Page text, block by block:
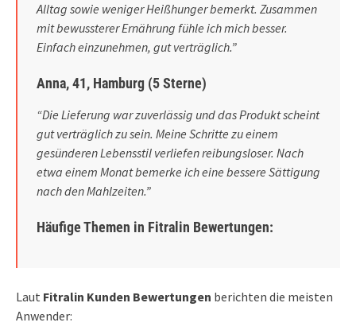
Alltag sowie weniger Heißhunger bemerkt. Zusammen
mit bewussterer Ernährung fühle ich mich besser.
Einfach einzunehmen, gut verträglich.”
Anna, 41, Hamburg (5 Sterne)
“Die Lieferung war zuverlässig und das Produkt scheint
gut verträglich zu sein. Meine Schritte zu einem
gesünderen Lebensstil verliefen reibungsloser. Nach
etwa einem Monat bemerke ich eine bessere Sättigung
nach den Mahlzeiten.”
Häufige Themen in Fitralin Bewertungen:
Laut Fitralin Kunden Bewertungen berichten die meisten
Anwender: